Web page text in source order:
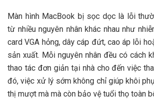
Màn hình MacBook bị sọc dọc là lỗi
từ nhiều nguyên nhân khác nhau như
card VGA hỏng, dây cáp đứt, cao áp lỗi
sản xuất. Mỗi nguyên nhân đều có cách
thao tác đơn giản tại nhà cho đến việc
đó, việc xử lý sớm không chỉ giúp khôi
thị mượt mà mà còn bảo vệ tuổi thọ toàn